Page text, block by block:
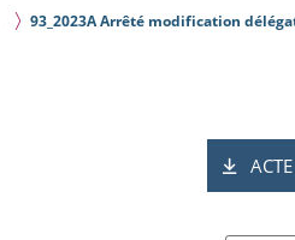
93_2023A Arrêté modification